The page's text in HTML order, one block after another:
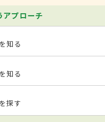
アプローチ
を知る
を知る
を探す